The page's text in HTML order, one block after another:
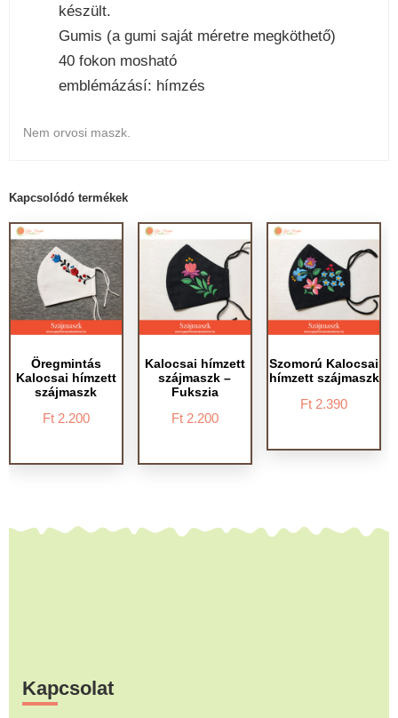
készült.
Gumis (a gumi saját méretre megköthető)
40 fokon mosható
emblémázásí: hímzés
Nem orvosi maszk.
Kapcsolódó termékek
Öregmintás
Kalocsai hímzett
szájmaszk
Ft2.200
Kalocsai hímzett
szájmaszk –
Fukszia
Ft2.200
Szomorú Kalocsai
hímzett szájmaszk
Ft 2.390
Kapcsolat